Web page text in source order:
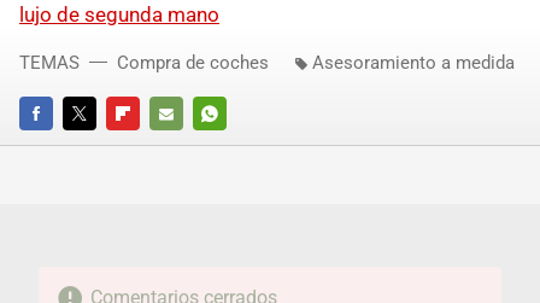
lujo de segunda mano
FACEBOOKTWITTERFLIPBOARD
E-
WHATSAPP
TEMAS Compra de coches Asesoramiento a medida
Comentarios cerrados